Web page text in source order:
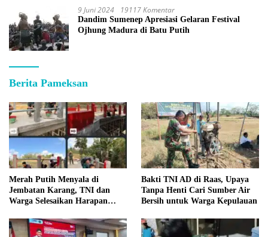
9 Juni 2024 19117 Komentar
Dandim Sumenep Apresiasi Gelaran Festival
Ojhung Madura di Batu Putih
Berita Pameksan
Merah Putih Menyala di
Jembatan Karang, TNI dan
Warga Selesaikan Harapan
Bakti TNI AD di Raas, Upaya
Tanpa Henti Cari Sumber Air
Bersih untuk Warga Kepulauan